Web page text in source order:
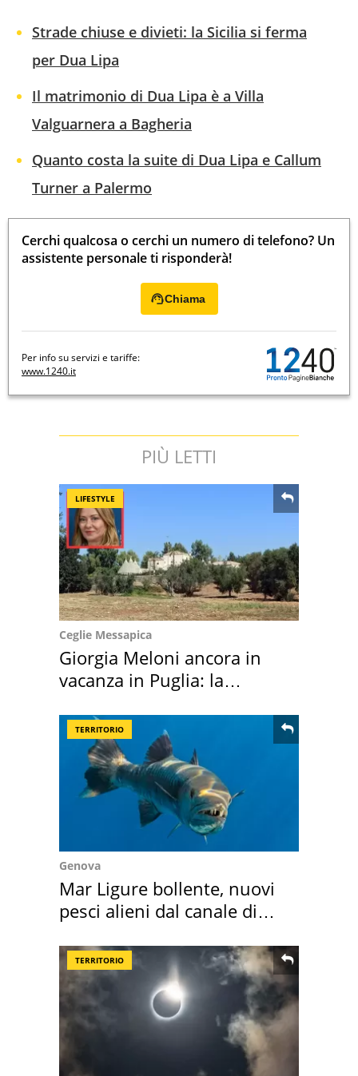
Strade chiuse e divieti: la Sicilia si ferma
per Dua Lipa
Il matrimonio di Dua Lipa è a Villa
Valguarnera a Bagheria
Quanto costa la suite di Dua Lipa e Callum
Turner a Palermo
Cerchi qualcosa o cerchi un numero di telefono? Un
assistente personale ti risponderà!
Chiama
Per info su servizi e tariffe:
www.1240.it
PIÙ LETTI
LIFESTYLE
Ceglie Messapica
Giorgia Meloni ancora in
vacanza in Puglia: la
TERRITORIO
Genova
Mar Ligure bollente, nuovi
pesci alieni dal canale di
TERRITORIO